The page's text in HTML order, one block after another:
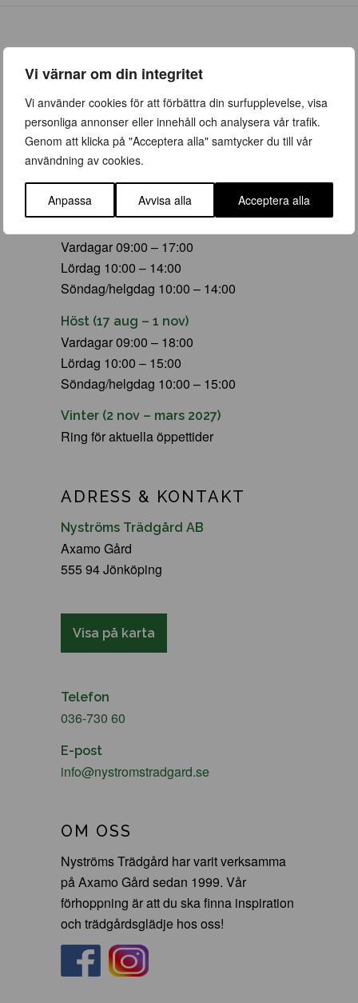
Vi värnar om din integritet
Vi använder cookies för att förbättra din surfupplevelse, visa
personliga annonser eller innehåll och analysera vår trafik.
Genom att klicka på "Acceptera alla" samtycker du till vår
användning av cookies.
Anpassa Avvisa alla Acceptera alla
ÖPPETTIDER
Vår (23 mars – 28 juni)
Vardagar 09:00 – 19:00
Lördag 10:00 – 16:00
Söndag/helgdag 10:00 – 16:00
Vardagar 09:00 – 17:00
Lördag 10:00 – 14:00
Söndag/helgdag 10:00 – 14:00
Höst (17 aug – 1 nov)
Vardagar 09:00 – 18:00
Lördag 10:00 – 15:00
Söndag/helgdag 10:00 – 15:00
Vinter (2 nov – mars 2027)
Ring för aktuella öppettider
ADRESS & KONTAKT
Nyströms Trädgård AB
Axamo Gård
555 94 Jönköping
Visa på karta
Telefon
036-730 60
E-post
info@nystromstradgard.se
OM OSS
Nyströms Trädgård har varit verksamma
på Axamo Gård sedan 1999. Vår
förhoppning är att du ska finna inspiration
och trädgårdsglädje hos oss!